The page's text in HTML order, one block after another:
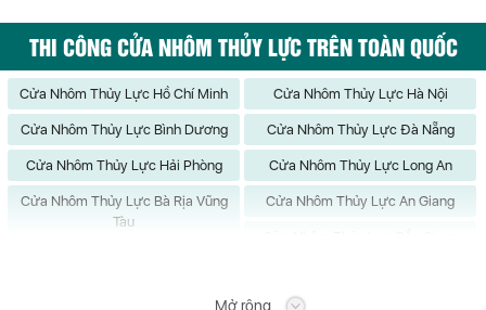
THI CÔNG CỬA NHÔM THỦY LỰC TRÊN TOÀN QUỐC
Cửa Nhôm Thủy Lực Hồ Chí Minh Cửa Nhôm Thủy Lực Hà Nội
Cửa Nhôm Thủy Lực Bình Dương Cửa Nhôm Thủy Lực Đà Nẵng
Cửa Nhôm Thủy Lực Hải Phòng Cửa Nhôm Thủy Lực Long An
Cửa Nhôm Thủy Lực Bà Rịa Vũng
Tàu
Cửa Nhôm Thủy Lực An Giang
Mở rộng